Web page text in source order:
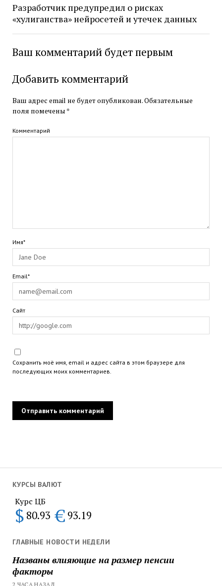
КУРСЫ ВАЛЮТ
Курс ЦБ
$ 80.93 € 93.19
ГЛАВНЫЕ НОВОСТИ НЕДЕЛИ
Названы влияющие на размер пенсии
факторы
2 ЧАСА НАЗАД
Разработчик предупредил о рисках
«хулиганства» нейросетей и утечек данных
Ваш комментарий будет первым
Добавить комментарий
Ваш адрес email не будет опубликован.Обязательные
поля помечены *
Комментарий
Имя*
Email*
Сайт
Сохранить моё имя, email и адрес сайта в этом браузере для
последующих моих комментариев.